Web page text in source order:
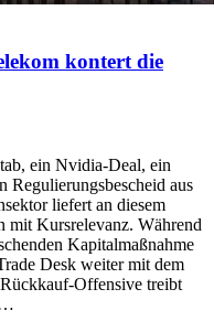
kontert die
ein Nvidia-Deal, ein
Regulierungsbescheid aus
liefert an diesem
mit Kursrelevanz. Während
Kapitalmaßnahme
Desk weiter mit dem
Offensive treibt